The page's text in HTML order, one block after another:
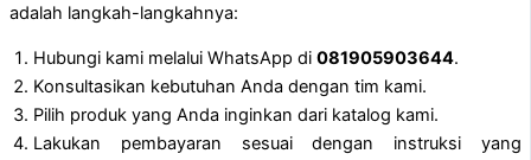
adalah langkah-langkahnya:
Hubungi kami melalui WhatsApp di 081905903644.
Konsultasikan kebutuhan Anda dengan tim kami.
Pilih produk yang Anda inginkan dari katalog kami.
Lakukan pembayaran sesuai dengan instruksi yang